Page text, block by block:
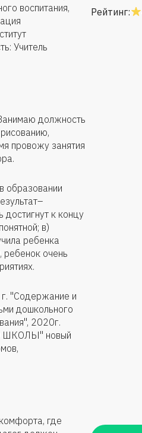
воспитания,
Учитель
должность
провожу занятия
образовании
к концу
в)
ребенка
ребенок очень
"Содержание и
дошкольного
2020г.
ШКОЛЫ" новый
где
Рейтинг: